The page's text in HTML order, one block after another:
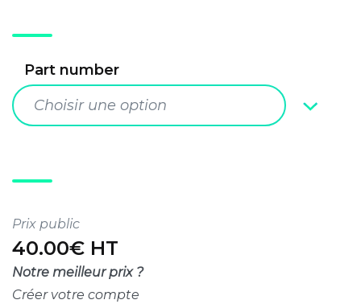
Part number
Choisir une option
Prix public
40.00€ HT
Notre meilleur prix ?
Créer votre compte